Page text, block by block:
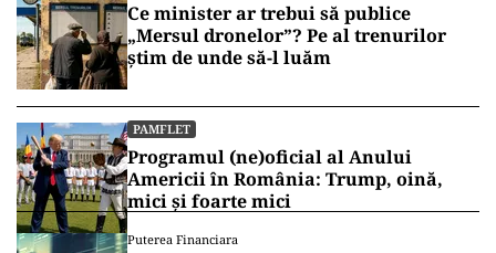
Ce minister ar trebui să publice
„Mersul dronelor”? Pe al trenurilor
știm de unde să-l luăm
PAMFLET
Programul (ne)oficial al Anului
Americii în România: Trump, oină,
mici și foarte mici
Puterea Financiara